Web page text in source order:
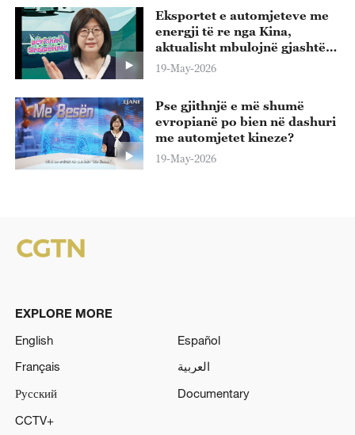
Eksportet e automjeteve me
energji të re nga Kina,
aktualisht mbulojnë gjashtë
kontinente, duke arritur në
mbi 180 vende dhe rajone
19-May-2026
Pse gjithnjë e më shumë
evropianë po bien në dashuri
me automjetet kineze?
19-May-2026
EXPLORE MORE
English
Español
Français
العربية
Русский
Documentary
CCTV+